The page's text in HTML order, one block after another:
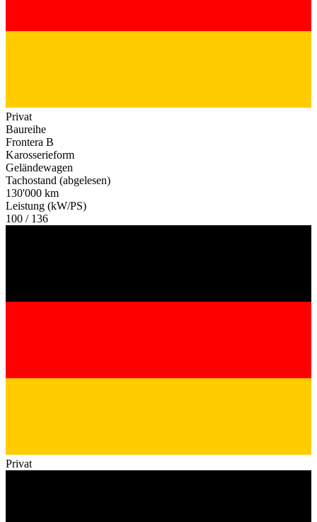
Privat
Baureihe
Frontera B
Karosserieform
Geländewagen
Tachostand (abgelesen)
130'000 km
Leistung (kW/PS)
100 / 136
Privat